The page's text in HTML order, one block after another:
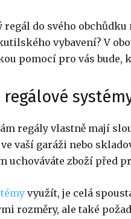
do svého
vybavení? V
pomocí pro vás bude,
regály vlastně mají
vaší garáži nebo
uchováváte zboží před
využít, je celá
rozměry, ale také